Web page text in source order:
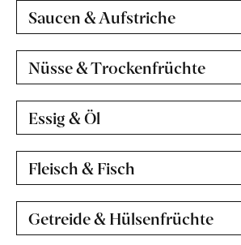
Saucen & Aufstriche
Nüsse & Trockenfrüchte
Essig & Öl
Fleisch & Fisch
Getreide & Hülsenfrüchte